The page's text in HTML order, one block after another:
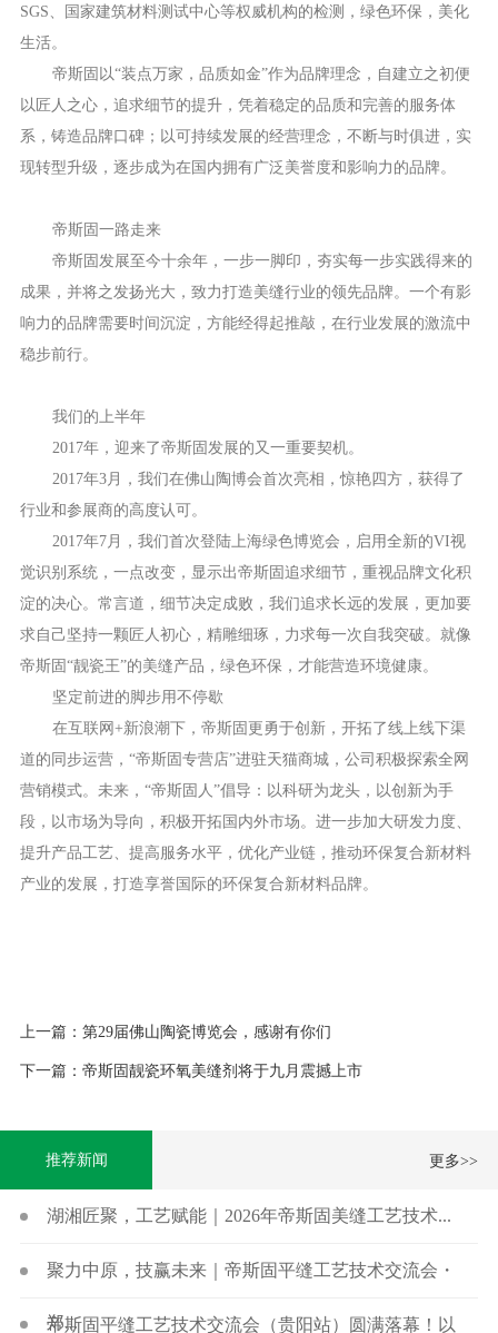
SGS、国家建筑材料测试中心等权威机构的检测，绿色环保，美化
生活。
帝斯固以“装点万家，品质如金”作为品牌理念，自建立之初便
以匠人之心，追求细节的提升，凭着稳定的品质和完善的服务体
系，铸造品牌口碑；以可持续发展的经营理念，不断与时俱进，实
现转型升级，逐步成为在国内拥有广泛美誉度和影响力的品牌。
帝斯固一路走来
帝斯固发展至今十余年，一步一脚印，夯实每一步实践得来的
成果，并将之发扬光大，致力打造美缝行业的领先品牌。一个有影
响力的品牌需要时间沉淀，方能经得起推敲，在行业发展的激流中
稳步前行。
我们的上半年
2017年，迎来了帝斯固发展的又一重要契机。
2017年3月，我们在佛山陶博会首次亮相，惊艳四方，获得了
行业和参展商的高度认可。
2017年7月，我们首次登陆上海绿色博览会，启用全新的VI视
觉识别系统，一点改变，显示出帝斯固追求细节，重视品牌文化积
淀的决心。常言道，细节决定成败，我们追求长远的发展，更加要
求自己坚持一颗匠人初心，精雕细琢，力求每一次自我突破。就像
帝斯固“靓瓷王”的美缝产品，绿色环保，才能营造环境健康。
坚定前进的脚步用不停歇
在互联网+新浪潮下，帝斯固更勇于创新，开拓了线上线下渠
道的同步运营，“帝斯固专营店”进驻天猫商城，公司积极探索全网
营销模式。未来，“帝斯固人”倡导：以科研为龙头，以创新为手
段，以市场为导向，积极开拓国内外市场。进一步加大研发力度、
提升产品工艺、提高服务水平，优化产业链，推动环保复合新材料
产业的发展，打造享誉国际的环保复合新材料品牌。
上一篇：第29届佛山陶瓷博览会，感谢有你们
下一篇：帝斯固靓瓷环氧美缝剂将于九月震撼上市
推荐新闻 更多>>
湖湘匠聚，工艺赋能｜2026年帝斯固美缝工艺技术...
聚力中原，技赢未来｜帝斯固平缝工艺技术交流会・
郑...
帝斯固平缝工艺技术交流会（贵阳站）圆满落幕！以